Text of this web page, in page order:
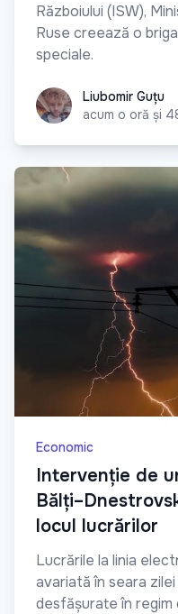
Războiului (ISW),
Ruse creează o
speciale.
Liubomir Guțu
Liubomir Guțu
acum o oră și
Economic
Intervenție de
locul lucrărilor
Lucrările la linia
avariată în seara
desfășurate în regim